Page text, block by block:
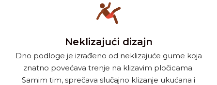
Neklizajući dizajn
Dno podloge je izrađeno od neklizajuće gume koja
znatno povećava trenje na klizavim pločicama.
Samim tim, sprečava slučajno klizanje ukućana i